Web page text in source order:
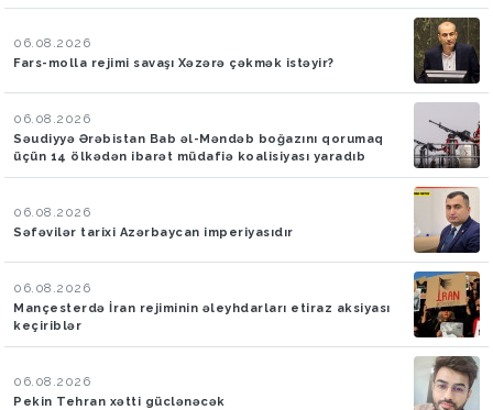
06.08.2026
Fars-molla rejimi savaşı Xəzərə çəkmək istəyir?
06.08.2026
Səudiyyə Ərəbistan Bab əl-Məndəb boğazını qorumaq
üçün 14 ölkədən ibarət müdafiə koalisiyası yaradıb
06.08.2026
Səfəvilər tarixi Azərbaycan imperiyasıdır
06.08.2026
Mançesterdə İran rejiminin əleyhdarları etiraz aksiyası
keçiriblər
06.08.2026
Pekin Tehran xətti güclənəcək